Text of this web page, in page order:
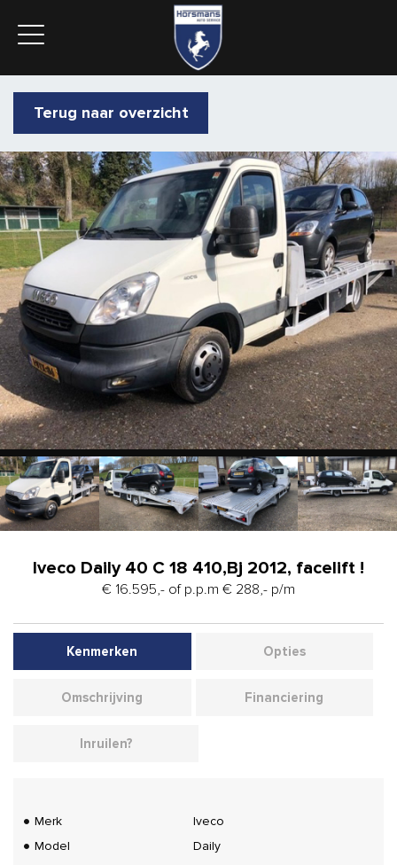
Terug naar overzicht
Iveco Daily 40 C 18 410,Bj 2012, facelift !
€ 16.595,- of p.p.m € 288,- p/m
Kenmerken Opties
Omschrijving Financiering
Inruilen?
Merk
Iveco
Model
Daily